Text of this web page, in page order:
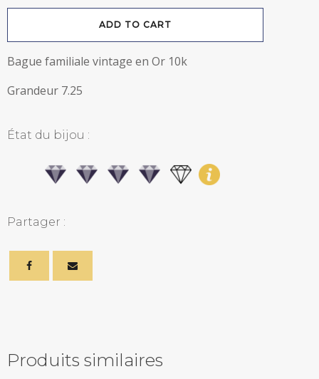
en
10k
quantity
ADD TO CART
Bague familiale vintage en Or 10k
Grandeur 7.25
État du bijou :
Partager :
Produits similaires